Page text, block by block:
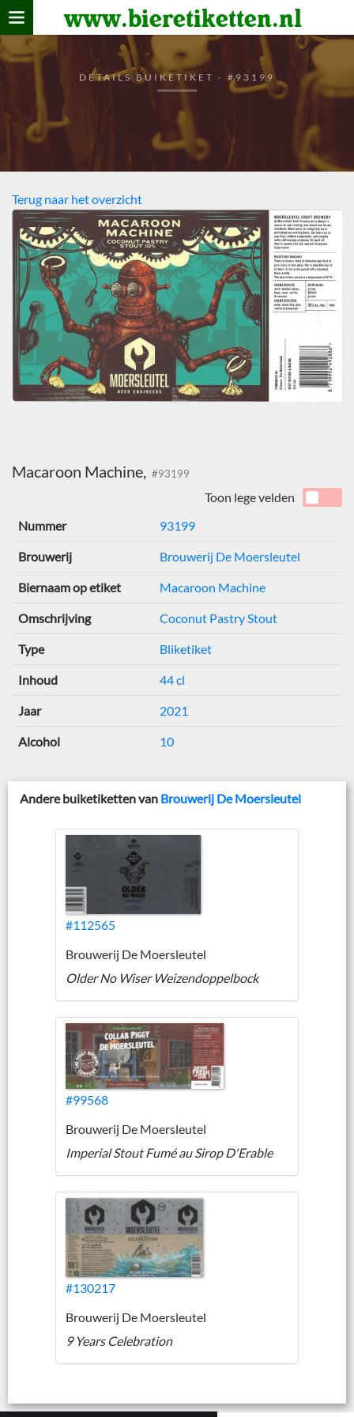
www.bieretiketten.nl
Home
verzamelen
De bierkaart
Bezoekers
DETAILS BUIKETIKET - #93199
Terug naar het overzicht
Macaroon Machine, #93199
Toon lege velden
Nummer
93199
Brouwerij Brouwerij De Moersleutel
Biernaam op etiket Macaroon Machine
Omschrijving Coconut Pastry Stout
Type Bliketiket
Inhoud 44 cl
Jaar 2021
Alcohol 10
Andere buiketiketten van Brouwerij De Moersleutel
#112565
Brouwerij De Moersleutel
Older No Wiser Weizendoppelbock
#99568
Brouwerij De Moersleutel
Imperial Stout Fumé au Sirop D'Erable
#130217
Brouwerij De Moersleutel
9 Years Celebration